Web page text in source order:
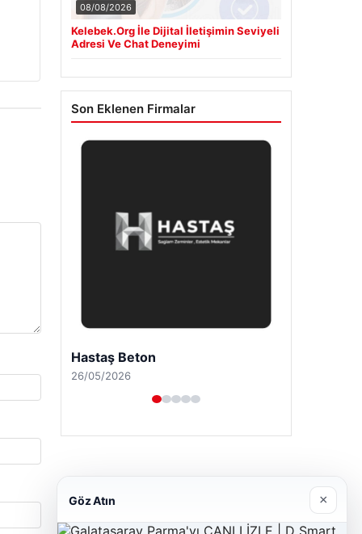
08/08/2026
Kelebek.Org İle Dijital İletişimin Seviyeli
Adresi Ve Chat Deneyimi
Son Eklenen Firmalar
Hastaş Beton
26/05/2026
Göz Atın ×